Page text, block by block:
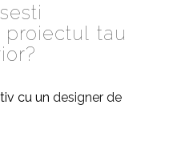
tau
cu un designer de